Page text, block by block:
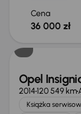
Cena
36 000 zł
Taniej o 1 500
Opel
2014120 549 km
Książka